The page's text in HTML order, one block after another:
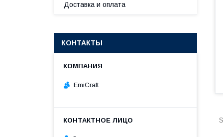
Доставка и оплата
КОНТАКТЫ
EmiCraft